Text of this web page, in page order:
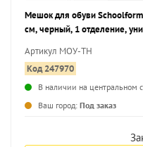
Мешок для обуви
см, черный, 1 отделение,
Артикул МОУ-ТН
Код 247970
В наличии на центральном
Ваш город: Под заказ